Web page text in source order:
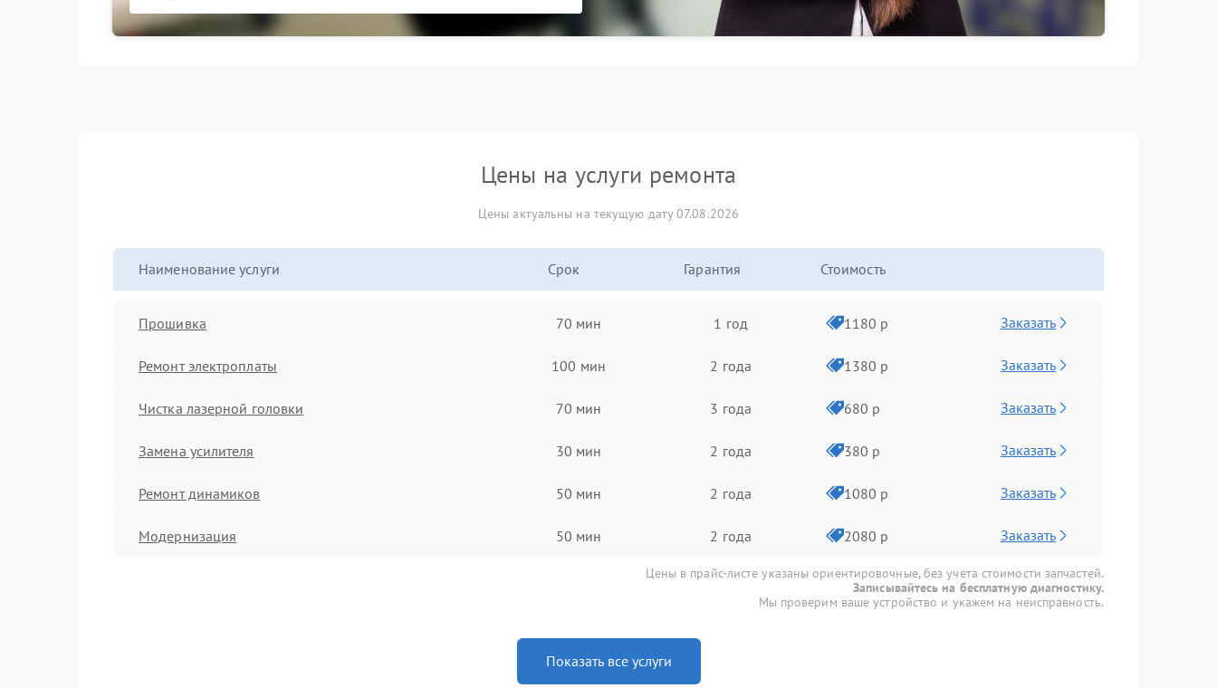
Цены на услуги ремонта
Цены актуальны на текущую дату 07.08.2026
Наименование услуги Срок Гарантия Стоимость
Прошивка 70 мин 1 год 1180 р Заказать
Ремонт электроплаты 100 мин 2 года 1380 р Заказать
Чистка лазерной головки 70 мин 3 года 680 р Заказать
Замена усилителя 30 мин 2 года 380 р Заказать
Ремонт динамиков 50 мин 2 года 1080 р Заказать
Модернизация 50 мин 2 года 2080 р Заказать
Цены в прайс-листе указаны ориентировочные, без учета стоимости запчастей.
Записывайтесь на бесплатную диагностику.
Мы проверим ваше устройство и укажем на неисправность.
Показать все услуги